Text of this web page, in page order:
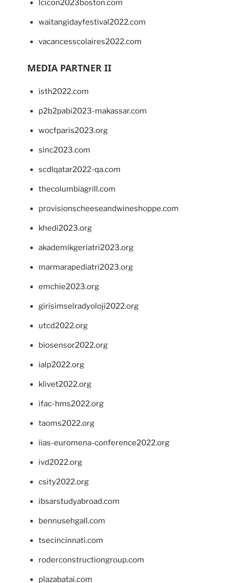
lcicon2023boston.com
waitangidayfestival2022.com
vacancesscolaires2022.com
MEDIA PARTNER II
isth2022.com
p2b2pabi2023-makassar.com
wocfparis2023.org
sinc2023.com
scdlqatar2022-qa.com
thecolumbiagrill.com
provisionscheeseandwineshoppe.com
khedi2023.org
akademikgeriatri2023.org
marmarapediatri2023.org
emchie2023.org
girisimselradyoloji2022.org
utcd2022.org
biosensor2022.org
ialp2022.org
klivet2022.org
ifac-hms2022.org
taoms2022.org
iias-euromena-conference2022.org
ivd2022.org
csity2022.org
ibsarstudyabroad.com
bennusehgall.com
tsecincinnati.com
roderconstructiongroup.com
plazabatai.com